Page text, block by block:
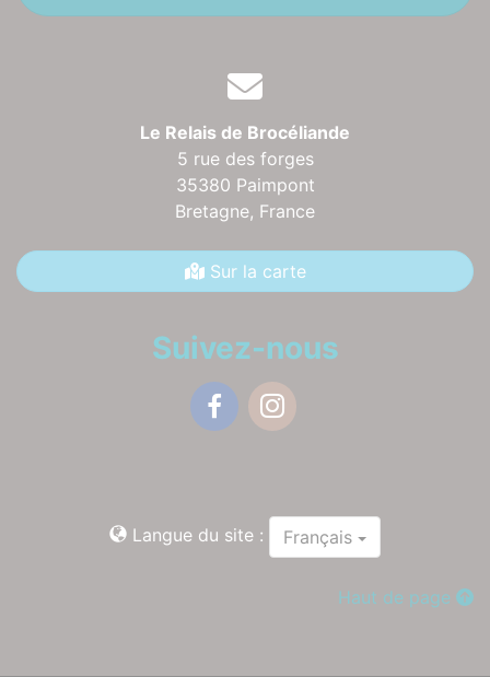
Le Relais de Brocéliande
5 rue des forges
35380 Paimpont
Bretagne, France
Sur la carte
Suivez-nous
Langue du site : Français
Haut de page